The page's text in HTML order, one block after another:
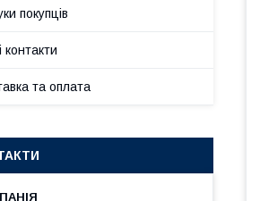
покупців
контакти
та оплата